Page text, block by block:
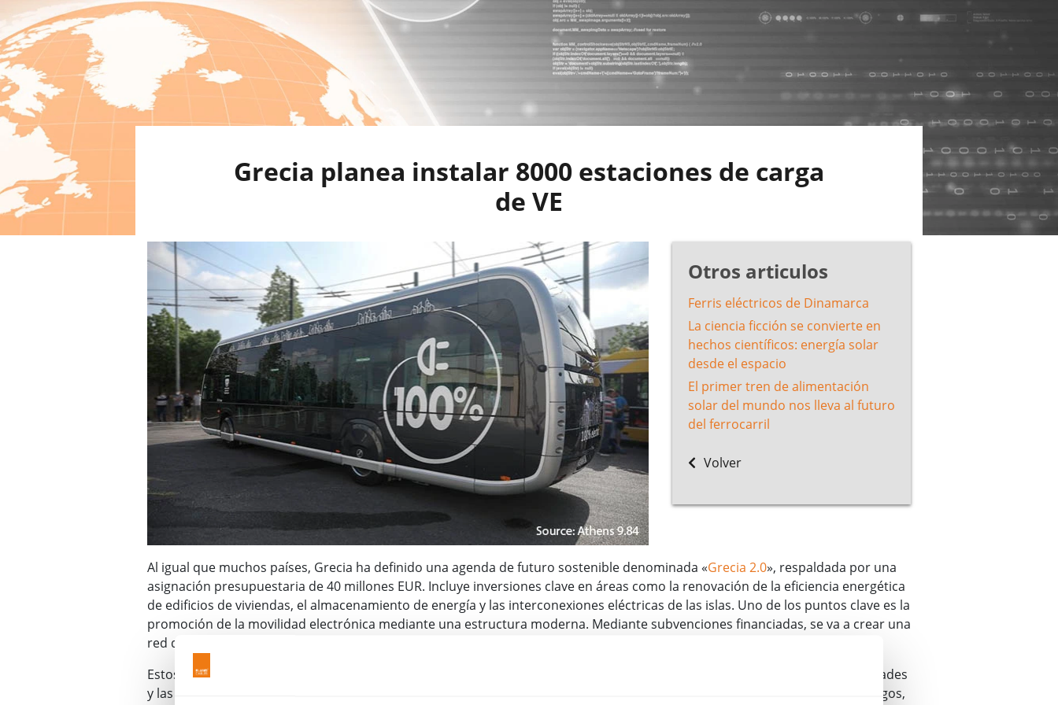
Grecia planea instalar 8000 estaciones de carga
de VE
Otros articulos
Ferris eléctricos de Dinamarca
La ciencia ficción se convierte en
hechos científicos: energía solar
desde el espacio
El primer tren de alimentación
solar del mundo nos lleva al futuro
del ferrocarril
Volver
Al igual que muchos países, Grecia ha definido una agenda de futuro sostenible denominada «Grecia 2.0», respaldada por una
asignación presupuestaria de 40 millones EUR. Incluye inversiones clave en áreas como la renovación de la eficiencia energética
de edificios de viviendas, el almacenamiento de energía y las interconexiones eléctricas de las islas. Uno de los puntos clave es la
promoción de la movilidad electrónica mediante una estructura moderna. Mediante subvenciones financiadas, se va a crear una
red de 8000
Estos puntos de carga de vehículos eléctricos estarán ubicados inicialmente en zonas donde hay más tráfico, como las ciudades
y las regiones suburbanas circundantes, y en zonas de interés nacional, como las carreteras donde se prevén viajes más largos,